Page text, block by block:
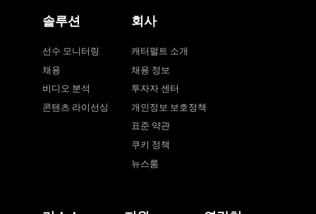
솔루션
선수 모니터링
채용
비디오 분석
콘텐츠 라이선싱
회사
캐터펄트 소개
채용 정보
투자자 센터
개인정보 보호정책
표준 약관
쿠키 정책
뉴스룸